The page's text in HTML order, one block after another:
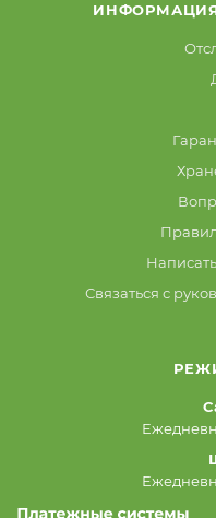
Связаться с